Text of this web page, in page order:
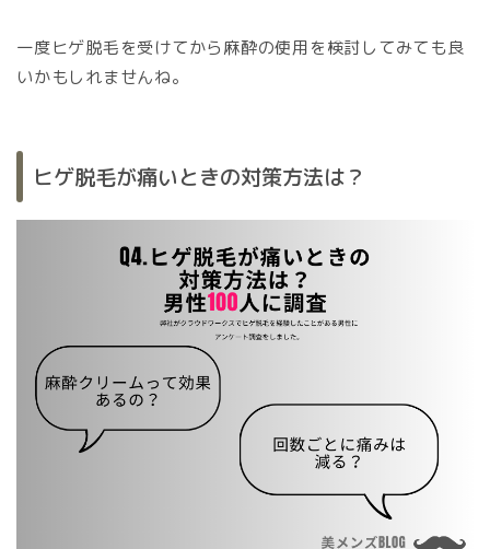
一度ヒゲ脱毛を受けてから麻酔の使用を検討してみても良
いかもしれませんね。
ヒゲ脱毛が痛いときの対策方法は？